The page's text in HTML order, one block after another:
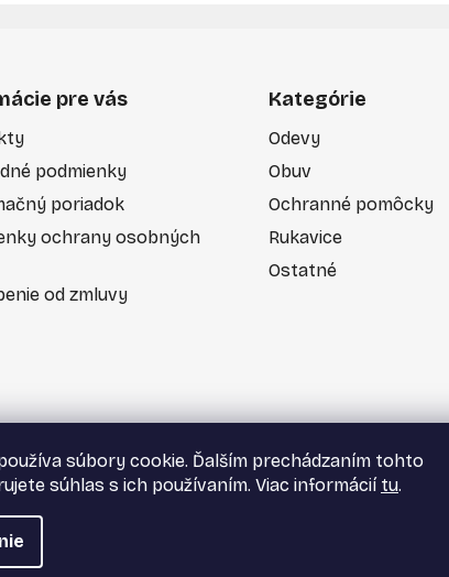
súbory cookie. Ďalším prechádzaním tohto
súhlas s ich používaním. Viac informácií tu.
pre vás
podmienky
poriadok
ochrany osobných
od zmluvy
Kategórie
Odevy
Obuv
Ochranné pomôcky
Rukavice
Ostatné
práva vyhradené.